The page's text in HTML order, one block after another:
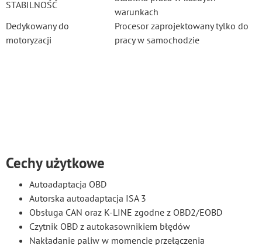
STABILNOŚĆ
warunkach
Dedykowany do
motoryzacji
Procesor zaprojektowany tylko do
pracy w samochodzie
Cechy użytkowe
Autoadaptacja OBD
Autorska autoadaptacja ISA 3
Obsługa CAN oraz K-LINE zgodne z OBD2/EOBD
Czytnik OBD z autokasownikiem błędów
Nakładanie paliw w momencie przełączenia